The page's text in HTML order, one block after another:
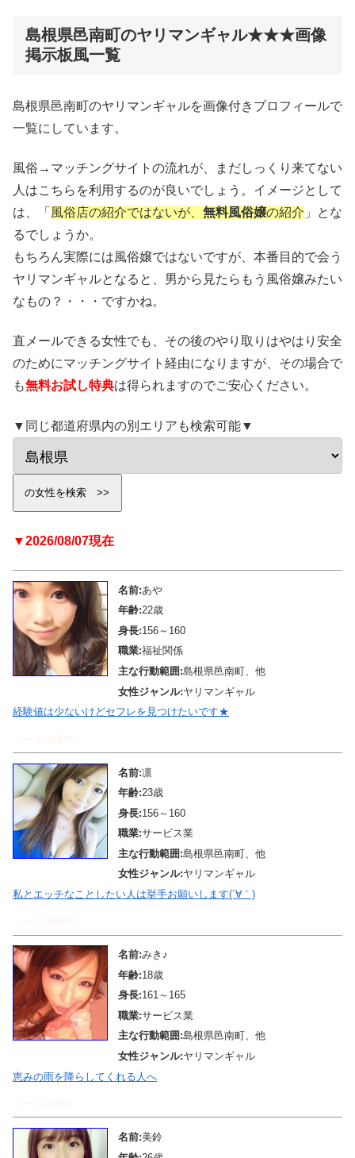
島根県邑南町のヤリマンギャル★★★画像
掲示板風一覧
島根県邑南町のヤリマンギャルを画像付きプロフィールで
一覧にしています。
風俗→マッチングサイトの流れが、まだしっくり来てない
人はこちらを利用するのが良いでしょう。イメージとして
は、「 風俗店の紹介ではないが、 無料風俗嬢の紹介 」とな
るでしょうか。
もちろん実際には風俗嬢ではないですが、本番目的で会う
ヤリマンギャルとなると、男から見たらもう風俗嬢みたい
なもの？・・・ですかね。
直メールできる女性でも、その後のやり取りはやはり安全
のためにマッチングサイト経由になりますが、その場合で
も無料お試し特典は得られますのでご安心ください。
▼同じ都道府県内の別エリアも検索可能▼
▼2026/08/07現在
名前:あや
年齢:22歳
身長:156～160
職業:福祉関係
主な行動範囲:島根県邑南町、他
女性ジャンル:ヤリマンギャル
経験値は少ないけどセフレを見つけたいです★
名前:凛
年齢:23歳
身長:156～160
職業:サービス業
主な行動範囲:島根県邑南町、他
女性ジャンル:ヤリマンギャル
私とエッチなことしたい人は挙手お願いします(´∀｀)
名前:みき♪
年齢:18歳
身長:161～165
職業:サービス業
主な行動範囲:島根県邑南町、他
女性ジャンル:ヤリマンギャル
恵みの雨を降らしてくれる人へ
名前:美鈴